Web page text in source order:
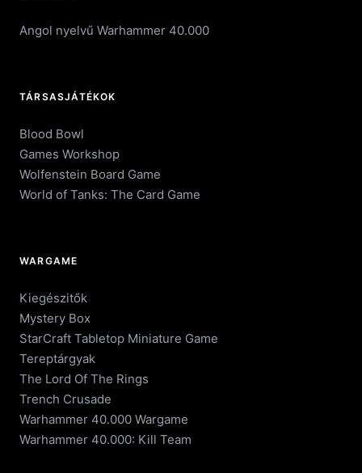
Angol nyelvű Warhammer 40.000
TÁRSASJÁTÉKOK
Blood Bowl
Games Workshop
Wolfenstein Board Game
World of Tanks: The Card Game
WARGAME
Kiegészitők
Mystery Box
StarCraft Tabletop Miniature Game
Tereptárgyak
The Lord Of The Rings
Trench Crusade
Warhammer 40.000 Wargame
Warhammer 40.000: Kill Team